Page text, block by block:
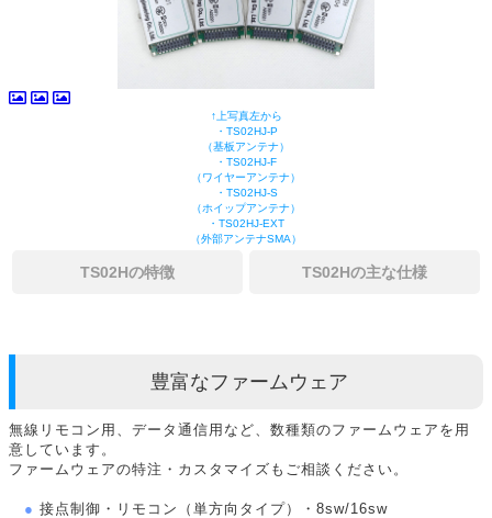
↑上写真左から
・TS02HJ-P
（基板アンテナ）
・TS02HJ-F
（ワイヤーアンテナ）
・TS02HJ-S
（ホイップアンテナ）
・TS02HJ-EXT
（外部アンテナSMA）
TS02Hの特徴 TS02Hの主な仕様
豊富なファームウェア
無線リモコン用、データ通信用など、数種類のファームウェアを用
意しています。
ファームウェアの特注・カスタマイズもご相談ください。
● 接点制御・リモコン（単方向タイプ）・8sw/16sw